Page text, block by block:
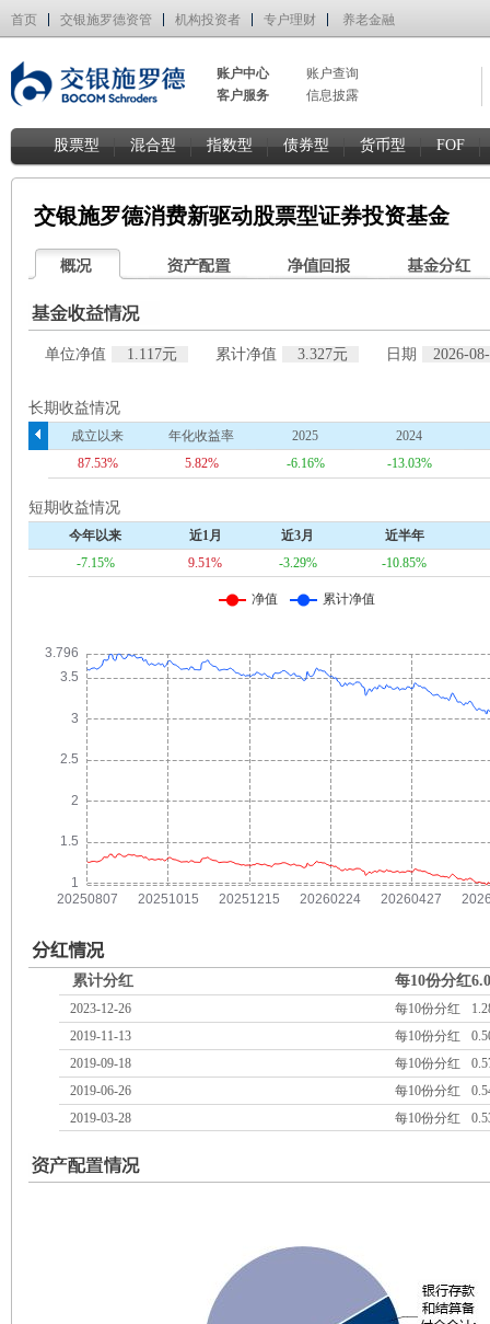
首页 交银施罗德资管 机构投资者 专户理财 养老金融
账户中心
账户查询
客户服务
信息披露
股票型 混合型 指数型 债券型 货币型 FOF
交银施罗德消费新驱动股票型证券投资基金
单位净值 1.117元 累计净值 3.327元 日期 2026-
长期收益情况
成立以来
87.53%
年化收益率
5.82%
2025
-6.16%
2024
-13.03%
短期收益情况
今年以来 近1月 近3月
近半年
-7.15%
9.51% -3.29% -10.85%
累计分红 每10份分红
2023-12-26 每10份分红
2019-11-13
每10份分红
2019-09-18
每10份分红
2019-06-26
每10份分红
2019-03-28
每10份分红
2014-01-10